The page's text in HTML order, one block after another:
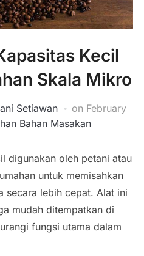
Kecil
Skala Mikro
Setiawan on February
Bahan Masakan
digunakan oleh petani atau
untuk memisahkan
secara lebih cepat. Alat ini
mudah ditempatkan di
fungsi utama dalam